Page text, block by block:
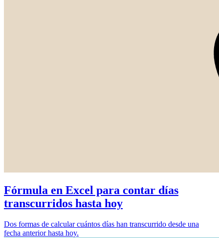
Fórmula en Excel para contar días
transcurridos hasta hoy
Dos formas de calcular cuántos días han transcurrido desde una
fecha anterior hasta hoy.